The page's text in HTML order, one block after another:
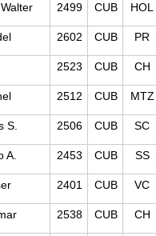
2499 CUB HOL
2602 CUB PR
2523 CUB CH
2512 CUB MTZ
S. 2506 CUB SC
A. 2453 CUB SS
2401 CUB VC
2538 CUB CH